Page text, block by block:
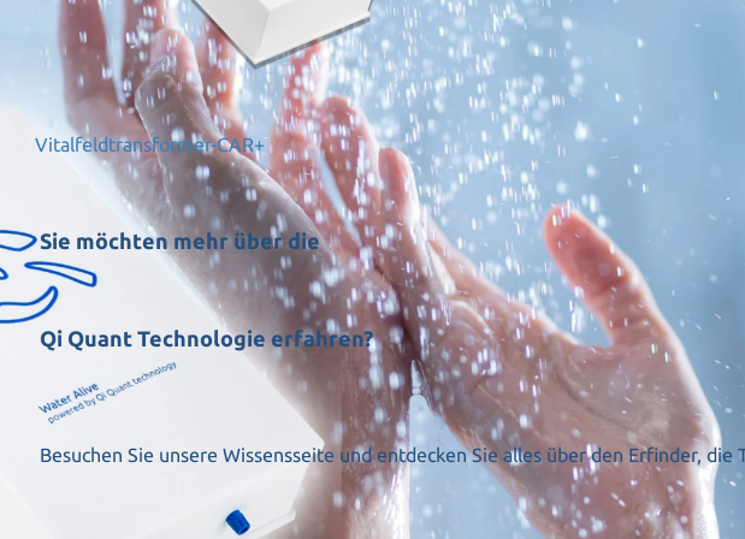
Vitalfeldtransformer-CAR+
Sie möchten mehr über die
Qi Quant Technologie erfahren?
Besuchen Sie unsere Wissensseite und entdecken Sie alles über den Erfinder, die